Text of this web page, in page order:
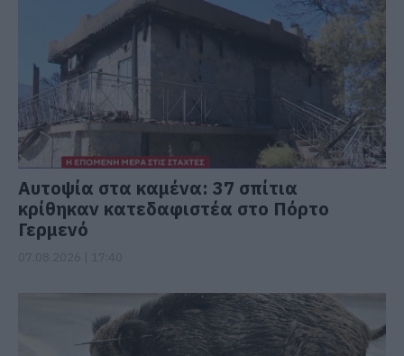
Αυτοψία στα καμένα: 37 σπίτια
κρίθηκαν κατεδαφιστέα στο Πόρτο
Γερμενό